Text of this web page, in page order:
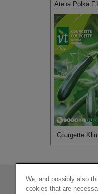
Atena Polka
Courgette
We, and possibly also
cookies that are